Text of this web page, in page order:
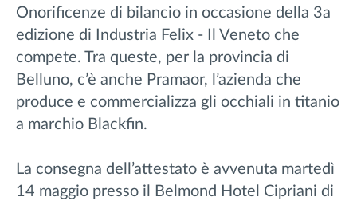
Onorificenze di bilancio in occasione della 3a
edizione di Industria Felix - Il Veneto che
compete. Tra queste, per la provincia di
Belluno, c’è anche Pramaor, l’azienda che
produce e commercializza gli occhiali in titanio
a marchio Blackfin.
La consegna dell’attestato è avvenuta martedì
14 maggio presso il Belmond Hotel Cipriani di